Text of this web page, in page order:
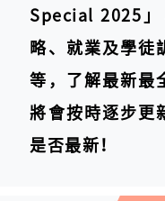
Special 2025
略、就業及學徒
等，了解最新最
將會按時逐步更
是否最新！